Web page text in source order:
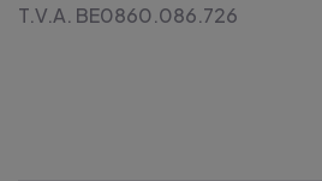
T.V.A. BE0860.086.726